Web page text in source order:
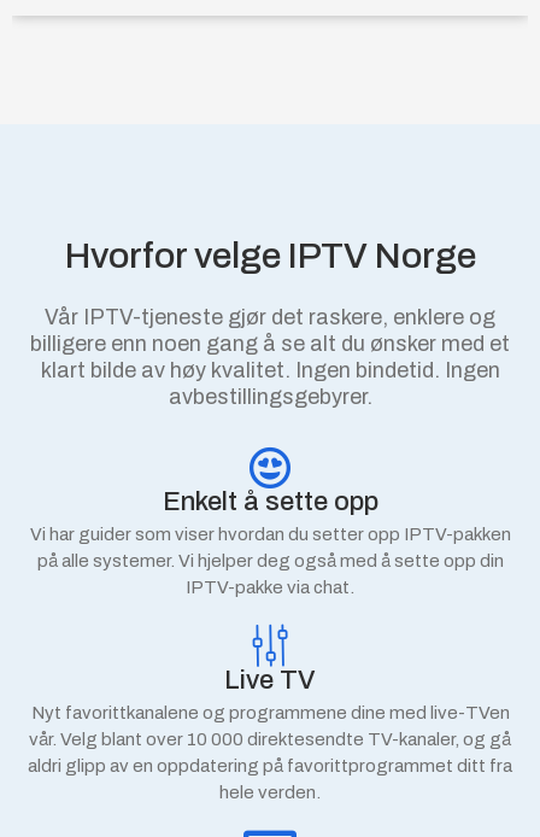
Hvorfor velge IPTV Norge
Vår IPTV-tjeneste gjør det raskere, enklere og
billigere enn noen gang å se alt du ønsker med et
klart bilde av høy kvalitet. Ingen bindetid. Ingen
avbestillingsgebyrer.
Enkelt å sette opp
Vi har guider som viser hvordan du setter opp IPTV-pakken
på alle systemer. Vi hjelper deg også med å sette opp din
IPTV-pakke via chat.
Live TV
Nyt favorittkanalene og programmene dine med live-TVen
vår. Velg blant over 10 000 direktesendte TV-kanaler, og gå
aldri glipp av en oppdatering på favorittprogrammet ditt fra
hele verden.